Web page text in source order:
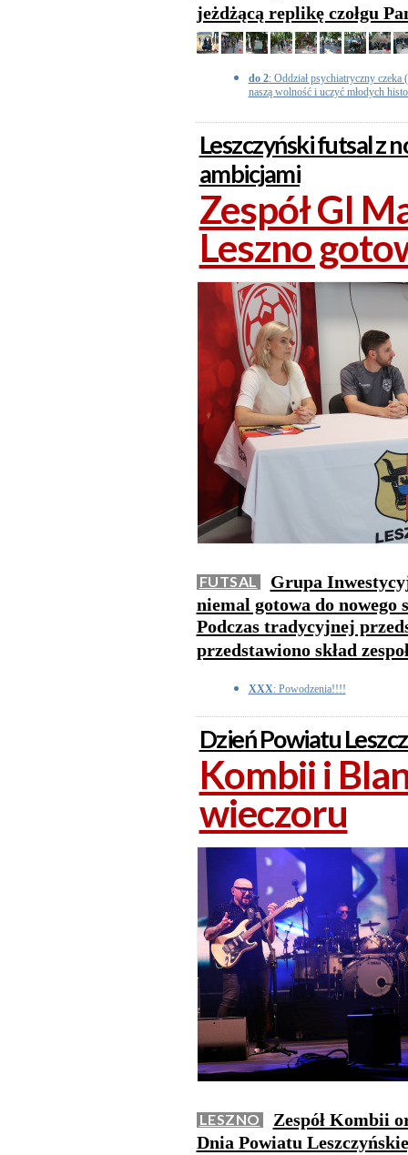
jeżdżącą replikę czołgu
do 2: Oddział psychiatryczny czeka
naszą wolność i uczyć młodych
Leszczyński futsal z
ambicjami
Zespół GI
Leszno
FUTSAL
Grupa
niemal gotowa do nowego
Podczas tradycyjnej
przedstawiono skład
XXX: Powodzenia!!!!
Dzień Powiatu
Kombii i
wieczoru
LESZNO
Zespół Kombii
Dnia Powiatu